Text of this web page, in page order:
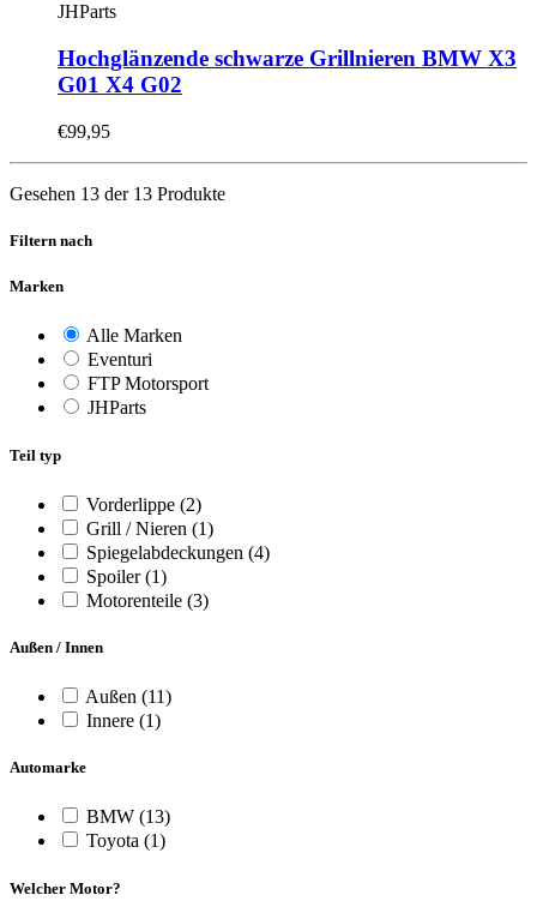
JHParts
Hochglänzende schwarze Grillnieren BMW X3
G01 X4 G02
€99,95
Gesehen 13 der 13 Produkte
Filtern nach
Marken
Alle Marken
Eventuri
FTP Motorsport
JHParts
Teil typ
Vorderlippe (2)
Grill / Nieren (1)
Spiegelabdeckungen (4)
Spoiler(1)
Motorenteile (3)
Außen / Innen
Außen (11)
Innere (1)
Automarke
BMW (13)
Toyota (1)
Welcher Motor?